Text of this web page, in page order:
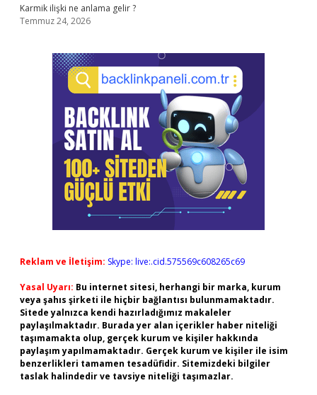
Karmik ilişki ne anlama gelir ?
Temmuz 24, 2026
Reklam ve İletişim: Skype: live:.cid.575569c608265c69
Yasal Uyarı: Bu internet sitesi, herhangi bir marka, kurum
veya şahıs şirketi ile hiçbir bağlantısı bulunmamaktadır.
Sitede yalnızca kendi hazırladığımız makaleler
paylaşılmaktadır. Burada yer alan içerikler haber niteliği
taşımamakta olup, gerçek kurum ve kişiler hakkında
paylaşım yapılmamaktadır. Gerçek kurum ve kişiler ile isim
benzerlikleri tamamen tesadüfidir. Sitemizdeki bilgiler
taslak halindedir ve tavsiye niteliği taşımazlar.